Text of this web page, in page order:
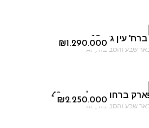
₪1.290.000
עין גדי 18
שבע והסביבה ,
AF
₪2.250.000
ברחוב נחל קדרון 40
שבע והסביבה ,
AF